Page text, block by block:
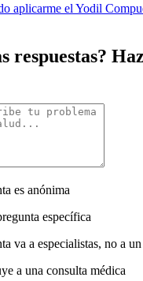
aplicarme el Yodil
respuestas?
es anónima
específica
va a especialistas, no a
a una consulta médica